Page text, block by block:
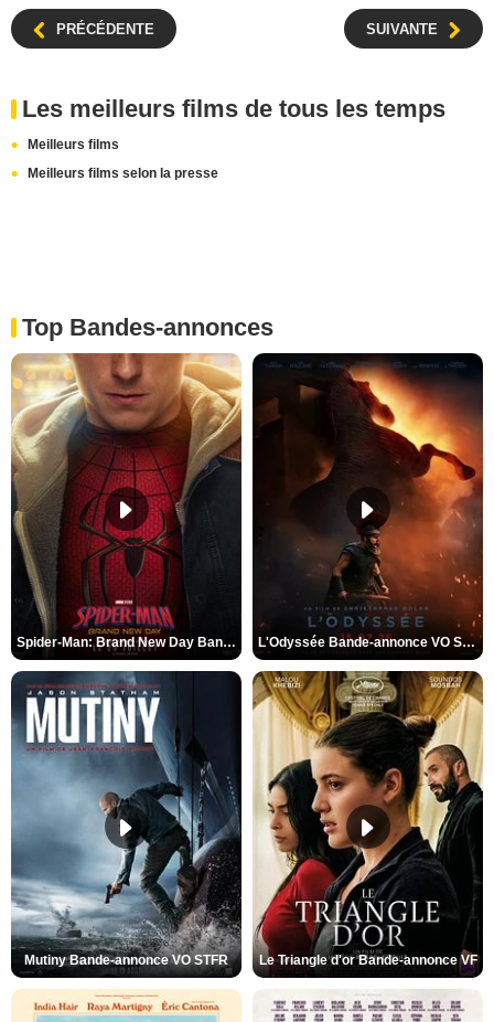
PRÉCÉDENTE SUIVANTE
Les meilleurs films de tous les temps
Meilleurs films
Meilleurs films selon la presse
Top Bandes-annonces
Spider-Man: Brand New Day Bande-annonce VO STFR L'Odyssée Bande-annonce VO STFR
Mutiny Bande-annonce VO STFR Le Triangle d'or Bande-annonce VF